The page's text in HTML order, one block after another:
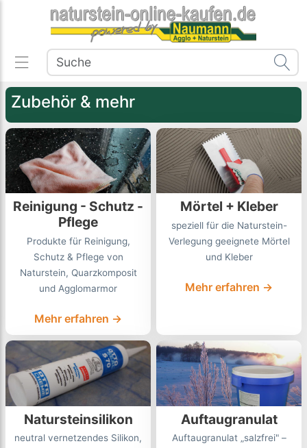
Zubehör & mehr
Reinigung - Schutz -
Pflege
Produkte für Reinigung,
Schutz & Pflege von
Naturstein, Quarzkomposit
und Agglomarmor
Mehr erfahren →
Mörtel + Kleber
speziell für die Naturstein-
Verlegung geeignete Mörtel
und Kleber
Mehr erfahren →
Natursteinsilikon
neutral vernetzendes Silikon,
Auftaugranulat
Auftaugranulat „salzfrei" –